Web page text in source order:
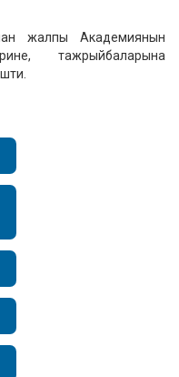
жалпы Академиянын
тажрыйбаларына